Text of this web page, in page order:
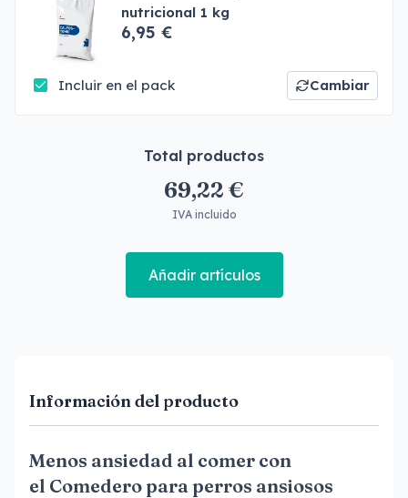
nutricional 1 kg
6,95 €
Incluir en el pack Cambiar
Total productos
69,22 €
IVA incluido
Añadir artículos
Información del producto
Menos ansiedad al comer con
el Comedero para perros ansiosos